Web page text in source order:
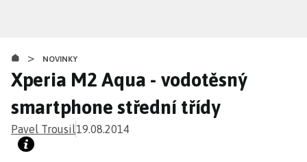
obsahu
> NOVINKY
Xperia M2 Aqua - vodotěsný
smartphone střední třídy
Pavel Trousil19.08.2014